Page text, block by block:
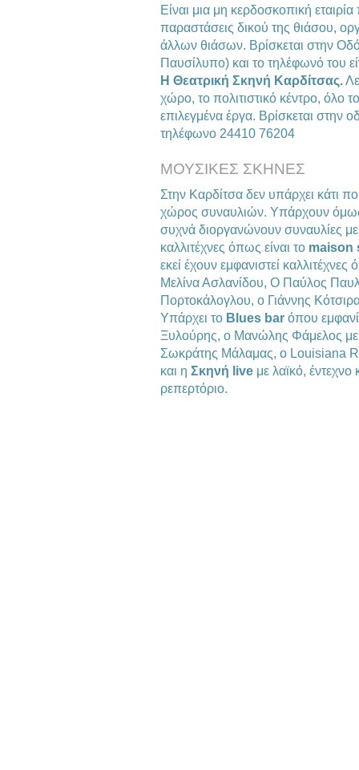
Είναι μια μη κερδοσκοπική
παραστάσεις δικού της θιάσου,
άλλων θιάσων. Βρίσκεται στην
Παυσίλυπο) και το τηλέφωνό του
Η Θεατρική Σκηνή Καρδίτσας.
χώρο, το πολιτιστικό κέντρο, όλο
επιλεγμένα έργα. Βρίσκεται στην
τηλέφωνο 24410 76204
ΜΟΥΣΙΚΕΣ ΣΚΗΝΕΣ
Στην Καρδίτσα δεν υπάρχει κάτι
χώρος συναυλιών. Υπάρχουν
συχνά διοργανώνουν συναυλίες
καλλιτέχνες όπως είναι το maison
εκεί έχουν εμφανιστεί
Μελίνα Ασλανίδου, Ο Παύλος
Πορτοκάλογλου, ο Γιάννης
Υπάρχει το Blues bar όπου
Ξυλούρης, ο Μανώλης Φάμελος με
Σωκράτης Μάλαμας, ο Louisiana
και η Σκηνή live με λαϊκό, έντεχνο
ρεπερτόριο.